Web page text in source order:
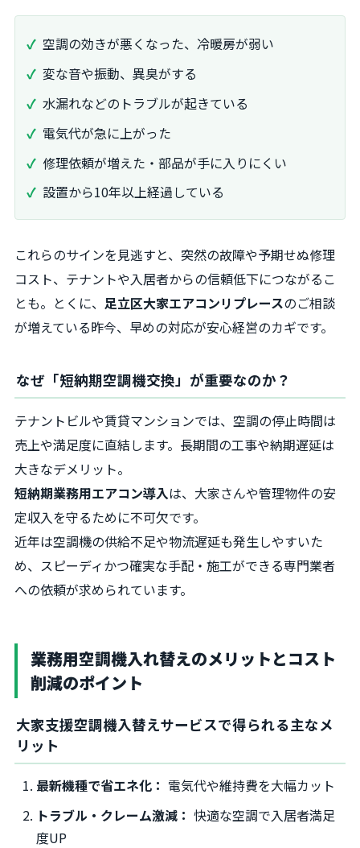
空調の効きが悪くなった、冷暖房が弱い
変な音や振動、異臭がする
水漏れなどのトラブルが起きている
電気代が急に上がった
修理依頼が増えた・部品が手に入りにくい
設置から10年以上経過している
これらのサインを見逃すと、突然の故障や予期せぬ修理
コスト、テナントや入居者からの信頼低下につながるこ
とも。とくに、 足立区大家エアコンリプレースのご相談
が増えている昨今、早めの対応が安心経営のカギです。
なぜ「短納期空調機交換」が重要なのか？
テナントビルや賃貸マンションでは、空調の停止時間は
売上や満足度に直結します。長期間の工事や納期遅延は
大きなデメリット。
短納期業務用エアコン導入は、大家さんや管理物件の安
定収入を守るために不可欠です。
近年は空調機の供給不足や物流遅延も発生しやすいた
め、スピーディかつ確実な手配・施工ができる専門業者
への依頼が求められています。
業務用空調機入れ替えのメリットとコスト
削減のポイント
大家支援空調機入替えサービスで得られる主なメ
リット
最新機種で省エネ化： 電気代や維持費を大幅カット
トラブル・クレーム激減： 快適な空調で入居者満足
度UP